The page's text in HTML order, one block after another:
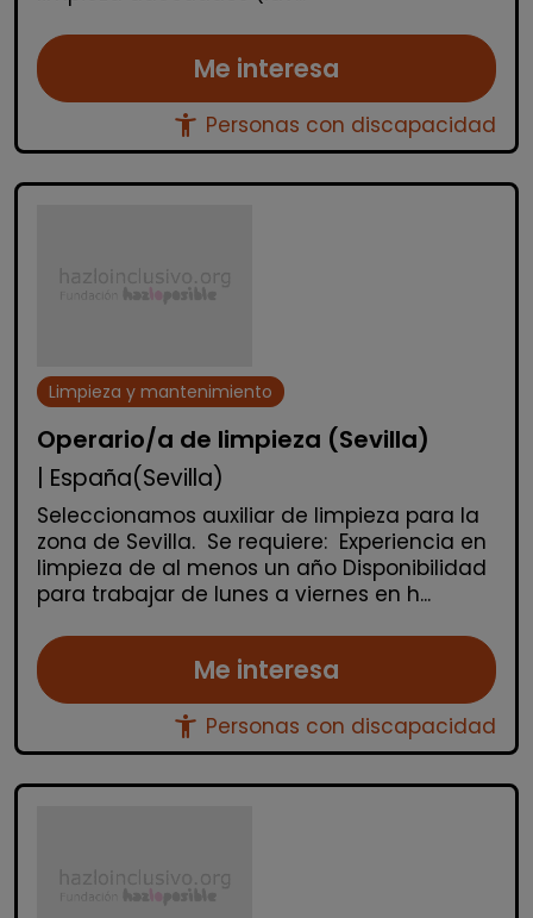
Me interesa
accessibility_new Personas con discapacidad
Limpieza y mantenimiento
Operario/a de limpieza (Sevilla)
| España(Sevilla)
Seleccionamos auxiliar de limpieza para la
zona de Sevilla. Se requiere: Experiencia en
limpieza de al menos un año Disponibilidad
para trabajar de lunes a viernes en h...
Me interesa
accessibility_new Personas con discapacidad